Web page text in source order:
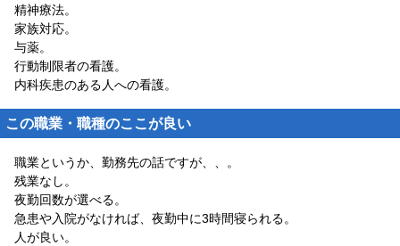
精神療法。
家族対応。
与薬。
行動制限者の看護。
内科疾患のある人への看護。
この職業・職種のここが良い
職業というか、勤務先の話ですが、、。
残業なし。
夜勤回数が選べる。
急患や入院がなければ、夜勤中に3時間寝られる。
人が良い。